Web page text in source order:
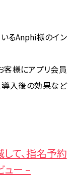
るAnphi様のイン
様にアプリ会員
導入後の効果など
て、指名予約
ュー –